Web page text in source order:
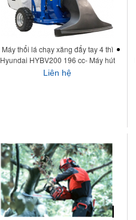
Máy thổi lá chạy xăng đẩy tay 4 thì
Hyundai HYBV200 196 cc- Máy hút
bụi và máy hút lá
Liên hệ